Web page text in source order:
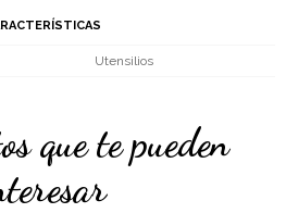
Utensilios
que te pueden